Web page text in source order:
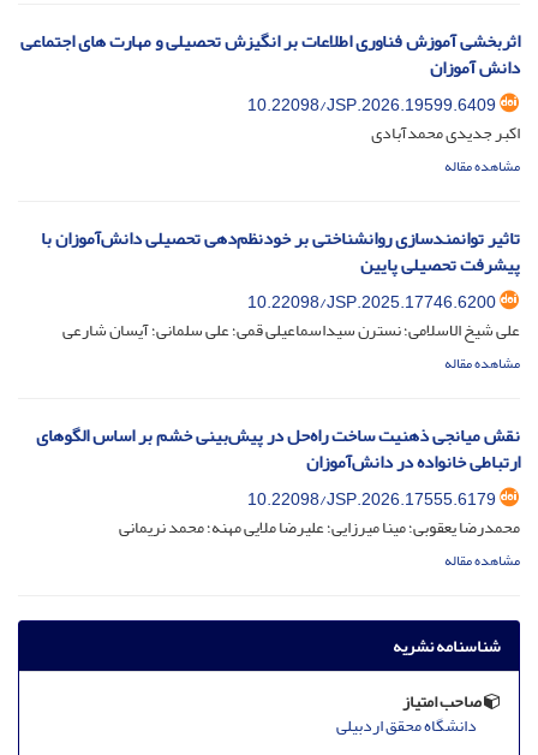
اثربخشی آموزش فناوری اطلاعات بر انگیزش تحصیلی و مهارت های اجتماعی
دانش آموزان
10.22098/JSP.2026.19599.6409
اکبر جدیدی محمدآبادی
مشاهده مقاله
تاثیر توانمندسازی روانشناختی بر خودنظم‌دهی تحصیلی دانش‌آموزان با
پیشرفت تحصیلی پایین
10.22098/JSP.2025.17746.6200
علی شیخ الاسلامی؛ نسترن سیداسماعیلی قمی؛ علی سلمانی؛ آیسان شارعی
مشاهده مقاله
نقش میانجی ذهنیت ساخت راه‌حل در پیش‌بینی خشم بر اساس الگوهای
ارتباطی خانواده در دانش‌آموزان
10.22098/JSP.2026.17555.6179
محمدرضا یعقوبی؛ مینا میرزایی؛ علیرضا ملایی مهنه؛ محمد نریمانی
مشاهده مقاله
شناسنامه نشریه
صاحب امتیاز
دانشگاه محقق اردبیلی